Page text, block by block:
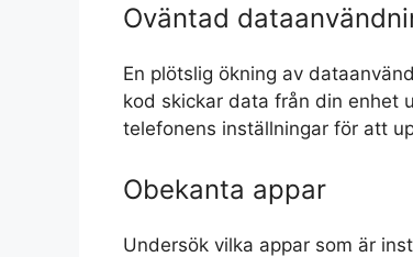
Oväntad
En plötslig ökning av
kod skickar data från din enhet
telefonens inställningar för att
Obekanta appar
Undersök vilka appar som är